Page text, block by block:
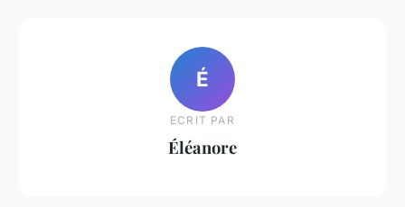
É
ECRIT PAR
Éléanore